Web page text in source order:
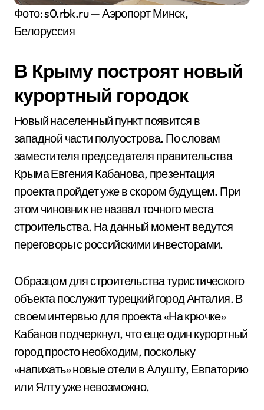
Фото: s0.rbk.ru — Аэропорт Минск,
Белоруссия
В Крыму построят новый
курортный городок
Новый населенный пункт появится в
западной части полуострова. По словам
заместителя председателя правительства
Крыма Евгения Кабанова, презентация
проекта пройдет уже в скором будущем. При
этом чиновник не назвал точного места
строительства. На данный момент ведутся
переговоры с российскими инвесторами.
Образцом для строительства туристического
объекта послужит турецкий город Анталия. В
своем интервью для проекта «На крючке»
Кабанов подчеркнул, что еще один курортный
город просто необходим, поскольку
«напихать» новые отели в Алушту, Евпаторию
или Ялту уже невозможно.